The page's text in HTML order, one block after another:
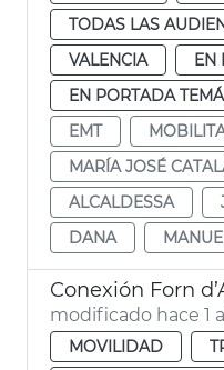
TODAS LAS
VALENCIA
EN
EN PORTADA
EMT
MARÍA JOSÉ
ALCALDESSA
DANA
modificado hace 1
MOVILIDAD